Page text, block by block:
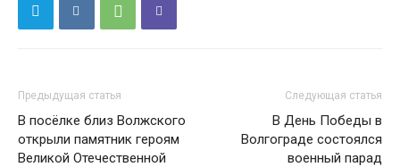
Предыдущая статья
В посёлке близ Волжского
открыли памятник героям
Великой Отечественной
Следующая статья
В День Победы в
Волгограде состоялся
военный парад